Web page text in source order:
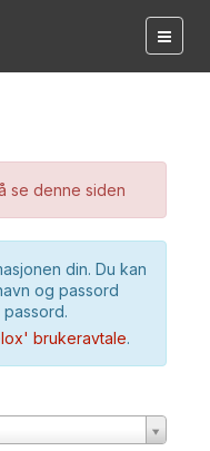
se denne siden
din. Du kan
og passord
brukeravtale.